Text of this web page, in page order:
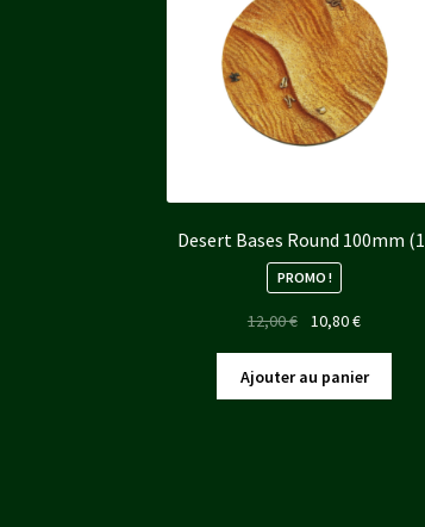
Desert Bases Round 100mm
PROMO !
12,00€
Le
initial
était :
10,80€Le
actuel
est :
Ajouter au panier